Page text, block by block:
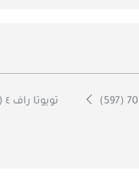
تويوتا راف ٤ (588)